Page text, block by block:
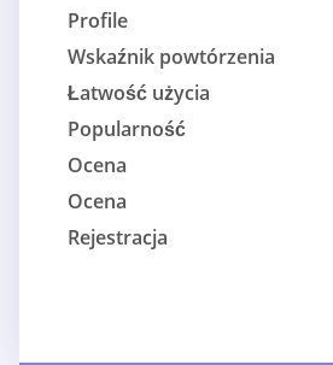
Profile
Wskaźnik powtórzenia
Łatwość użycia
Popularność
Ocena
Ocena
Rejestracja